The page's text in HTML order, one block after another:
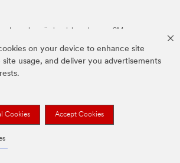
on your device to enhance site
site usage, and deliver you advertisements
Cookies Accept Cookies
merken zijn handelsmerken van 3M.we